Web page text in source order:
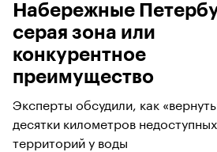
Набережные
серая зона или
конкурентное
преимущество
Эксперты обсудили, как
десятки километров недоступных
территорий у воды